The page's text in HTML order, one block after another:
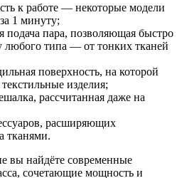
к работе — некоторые модели
1 минуту;
подача пара, позволяющая быстро
любого типа — от тонких тканей
поверхность, на которой
изделия;
рассчитанная даже на
расширяющих
тканями.
вы найдёте современные
сочетающие мощность и